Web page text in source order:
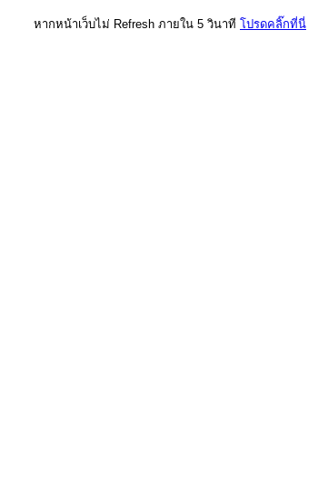
หากหน้าเว็บไม่ Refresh ภายใน 5 วินาที โปรดคลิ๊กที่นี่